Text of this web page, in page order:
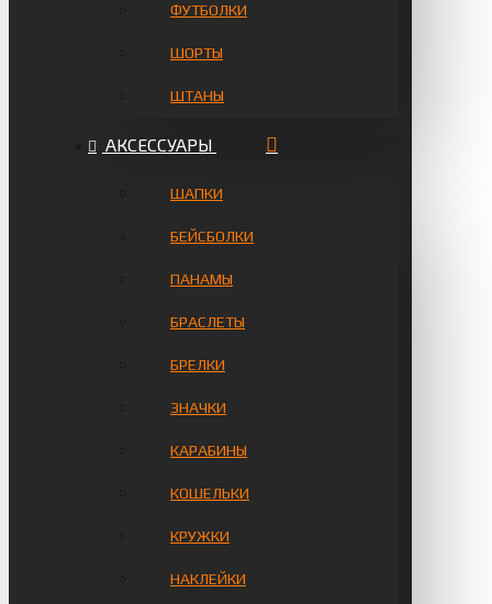
ФУТБОЛКИ
ШОРТЫ
ШТАНЫ
АКСЕССУАРЫ
ШАПКИ
БЕЙСБОЛКИ
ПАНАМЫ
БРАСЛЕТЫ
БРЕЛКИ
ЗНАЧКИ
КАРАБИНЫ
КОШЕЛЬКИ
КРУЖКИ
НАКЛЕЙКИ